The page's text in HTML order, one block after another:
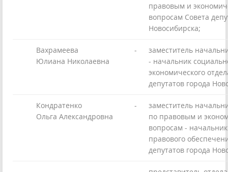
правовым и
вопросам Совета
Новосибирска;
Вахрамеева
Юлиана Николаевна
-
заместитель
- начальник
экономического
депутатов города
Кондратенко
Ольга Александровна
-
заместитель
по правовым и
вопросам -
правового
депутатов города